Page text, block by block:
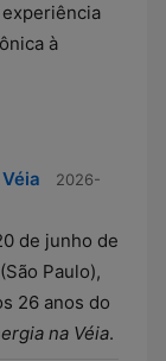
à
2026-
de junho de
Paulo),
26 anos do
na Véia.